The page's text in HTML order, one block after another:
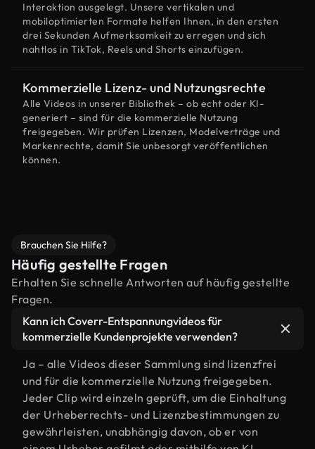
Interaktion ausgelegt. Unsere vertikalen und
mobiloptimierten Formate helfen Ihnen, in den ersten
drei Sekunden Aufmerksamkeit zu erregen und sich
nahtlos in TikTok, Reels und Shorts einzufügen.
Kommerzielle Lizenz- und Nutzungsrechte
Alle Videos in unserer Bibliothek – ob echt oder KI-
generiert – sind für die kommerzielle Nutzung
freigegeben. Wir prüfen Lizenzen, Modelverträge und
Markenrechte, damit Sie unbesorgt veröffentlichen
können.
Brauchen Sie Hilfe?
Häufig gestellte Fragen
Erhalten Sie schnelle Antworten auf häufig gestellte
Fragen.
Kann ich Coverr-Entspannungvideos für
kommerzielle Kundenprojekte verwenden?
Ja – alle Videos dieser Sammlung sind lizenzfrei
und für die kommerzielle Nutzung freigegeben.
Jeder Clip wird einzeln geprüft, um die Einhaltung
der Urheberrechts- und Lizenzbestimmungen zu
gewährleisten, unabhängig davon, ob er von